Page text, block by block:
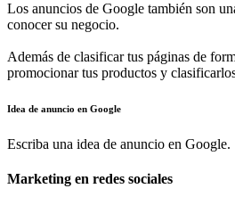
Los anuncios de Google también son
conocer su negocio.
Además de clasificar tus páginas de
promocionar tus productos y
Idea de anuncio en Google
Escriba una idea de anuncio en Google.
Marketing en redes sociales